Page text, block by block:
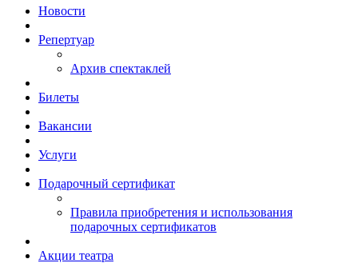
Новости
Репертуар
Архив спектаклей
Билеты
Вакансии
Услуги
Подарочный сертификат
Правила приобретения и использования
подарочных сертификатов
Акции театра